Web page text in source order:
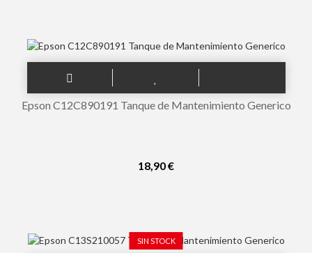
Epson C12C890191 Tanque de Mantenimiento Generico
18,90 €
SIN STOCK